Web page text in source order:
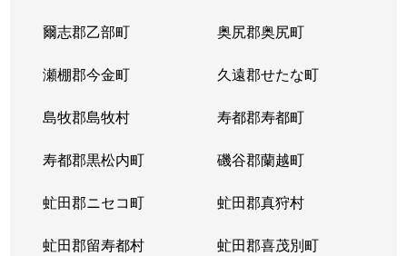
爾志郡乙部町 奥尻郡奥尻町
瀬棚郡今金町 久遠郡せたな町
島牧郡島牧村 寿都郡寿都町
寿都郡黒松内町 磯谷郡蘭越町
虻田郡ニセコ町 虻田郡真狩村
虻田郡留寿都村 虻田郡喜茂別町